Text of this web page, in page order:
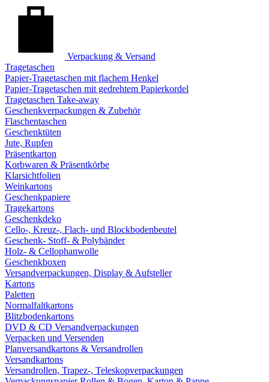
Verpackung & Versand
Tragetaschen
Papier-Tragetaschen mit flachem Henkel
Papier-Tragetaschen mit gedrehtem Papierkordel
Tragetaschen Take-away
Geschenkverpackungen & Zubehör
Flaschentaschen
Geschenktüten
Jute, Rupfen
Präsentkarton
Korbwaren & Präsentkörbe
Klarsichtfolien
Weinkartons
Geschenkpapiere
Tragekartons
Geschenkdeko
Cello-, Kreuz-, Flach- und Blockbodenbeutel
Geschenk- Stoff- & Polybänder
Holz- & Cellophanwolle
Geschenkboxen
Versandverpackungen, Display & Aufsteller
Kartons
Paletten
Normalfaltkartons
Blitzbodenkartons
DVD & CD Versandverpackungen
Verpacken und Versenden
Planversandkartons & Versandrollen
Versandkartons
Versandrollen, Trapez-, Teleskopverpackungen